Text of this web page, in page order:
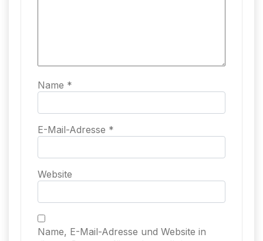
Name *
E-Mail-Adresse *
Website
Name, E-Mail-Adresse und Website in